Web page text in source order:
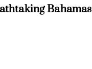
Bahamas